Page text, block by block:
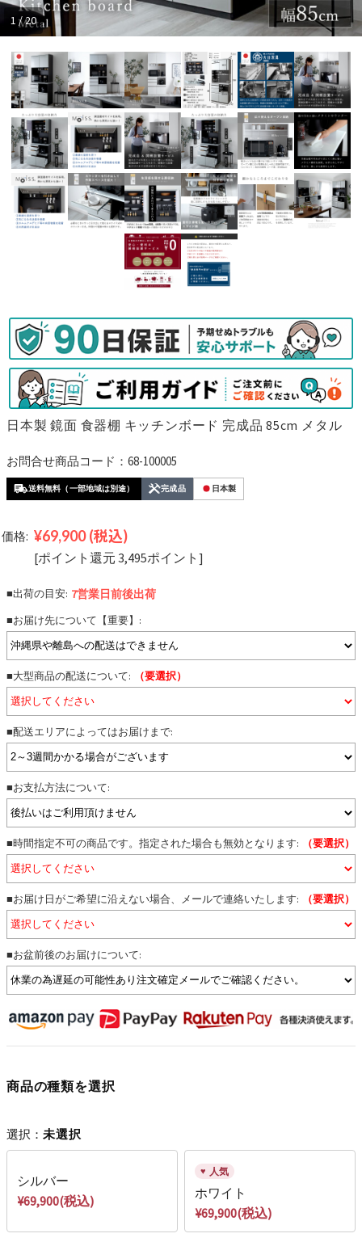
1 / 20
日本製 鏡面 食器棚 キッチンボード 完成品 85cm メタル
お問合せ商品コード：68-100005
送料無料（一部地域は別途） 完成品 日本製
価格: ¥69,900 (税込)
[ポイント還元 3,495ポイント]
■出荷の目安: 7営業日前後出荷
■お届け先について【重要】:
■大型商品の配送について: （要選択）
■配送エリアによってはお届けまで:
■お支払方法について:
■時間指定不可の商品です。指定された場合も無効となります: （要選択）
■お届け日がご希望に沿えない場合、メールで連絡いたします: （要選択）
■お盆前後のお届けについて:
商品の種類を選択
選択： 未選択
シルバー
¥69,900(税込)
人気
ホワイト
¥69,900(税込)